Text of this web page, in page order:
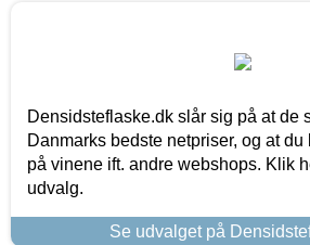
Densidsteflaske.dk slår sig på at de
Danmarks bedste netpriser, og at
på vinene ift. andre webshops. Klik
udvalg.
Se udvalget på